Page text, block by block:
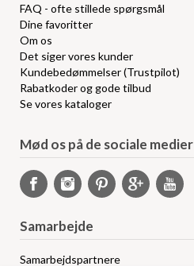
FAQ - ofte stillede spørgsmål
Dine favoritter
Om os
Det siger vores kunder
Kundebedømmelser (Trustpilot)
Rabatkoder og gode tilbud
Se vores kataloger
Mød os på de sociale medier
Samarbejde
Samarbejdspartnere